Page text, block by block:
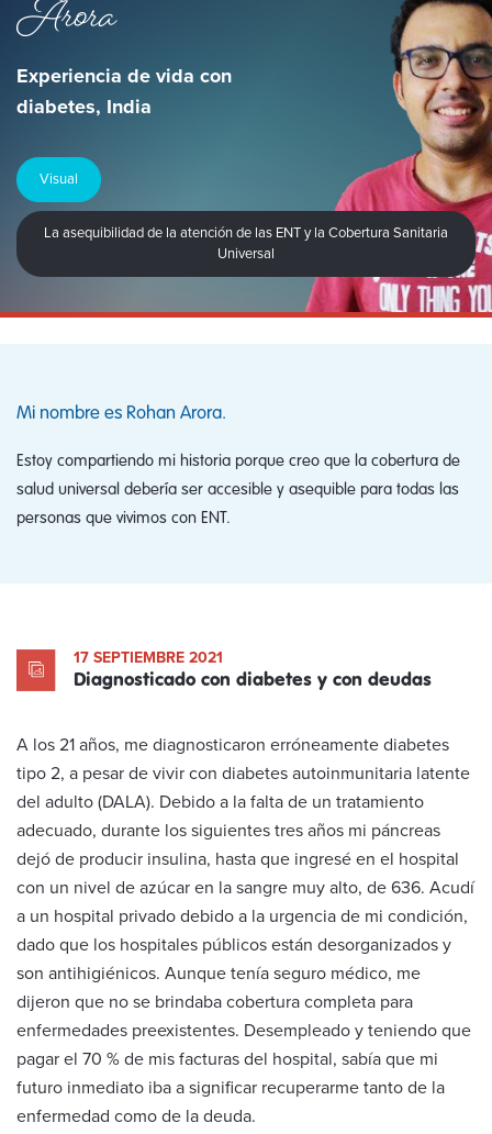
Arora
Experiencia de vida con
diabetes, India
Visual
La asequibilidad de la atención de las ENT y la Cobertura Sanitaria
Universal
Mi nombre es Rohan Arora.
Estoy compartiendo mi historia porque creo que la cobertura de
salud universal debería ser accesible y asequible para todas las
personas que vivimos con ENT.
17 SEPTIEMBRE 2021
Diagnosticado con diabetes y con deudas
A los 21 años, me diagnosticaron erróneamente diabetes
tipo 2, a pesar de vivir con diabetes autoinmunitaria latente
del adulto (DALA). Debido a la falta de un tratamiento
adecuado, durante los siguientes tres años mi páncreas
dejó de producir insulina, hasta que ingresé en el hospital
con un nivel de azúcar en la sangre muy alto, de 636. Acudí
a un hospital privado debido a la urgencia de mi condición,
dado que los hospitales públicos están desorganizados y
son antihigiénicos. Aunque tenía seguro médico, me
dijeron que no se brindaba cobertura completa para
enfermedades preexistentes. Desempleado y teniendo que
pagar el 70 % de mis facturas del hospital, sabía que mi
futuro inmediato iba a significar recuperarme tanto de la
enfermedad como de la deuda.